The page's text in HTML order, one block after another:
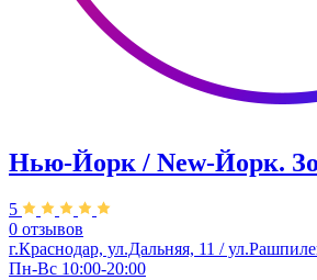
Нью-Йорк / New-Йорк.
5
0 отзывов
г.Краснодар, ул.Дальняя, 11 /
Пн-Вс 10:00-20:00